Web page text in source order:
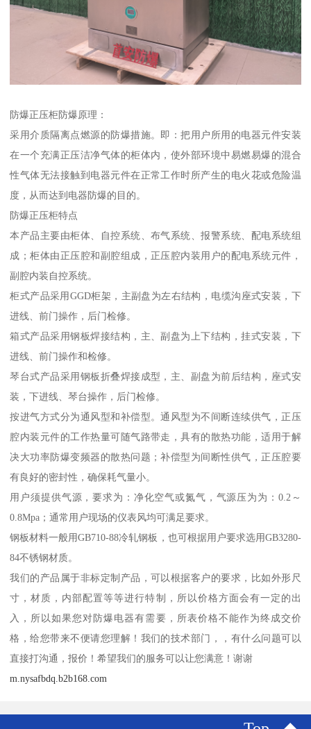
防爆正压柜防爆原理：
采用介质隔离点燃源的防爆措施。即：把用户所用的电器元件安装
在一个充满正压洁净气体的柜体内，使外部环境中易燃易爆的混合
性气体无法接触到电器元件在正常工作时所产生的电火花或危险温
度，从而达到电器防爆的目的。
防爆正压柜特点
本产品主要由柜体、自控系统、布气系统、报警系统、配电系统组
成；柜体由正压腔和副腔组成，正压腔内装用户的配电系统元件，
副腔内装自控系统。
柜式产品采用GGD柜架，主副盘为左右结构，电缆沟座式安装，下
进线、前门操作，后门检修。
箱式产品采用钢板焊接结构，主、副盘为上下结构，挂式安装，下
进线、前门操作和检修。
琴台式产品采用钢板折叠焊接成型，主、副盘为前后结构，座式安
装，下进线、琴台操作，后门检修。
按进气方式分为通风型和补偿型。通风型为不间断连续供气，正压
腔内装元件的工作热量可随气路带走，具有的散热功能，适用于解
决大功率防爆变频器的散热问题；补偿型为间断性供气，正压腔要
有良好的密封性，确保耗气量小。
用户须提供气源，要求为：净化空气或氮气，气源压为为：0.2～
0.8Mpa；通常用户现场的仪表风均可满足要求。
钢板材料一般用GB710-88冷轧钢板，也可根据用户要求选用GB3280-
84不锈钢材质。
我们的产品属于非标定制产品，可以根据客户的要求，比如外形尺
寸，材质，内部配置等等进行特制，所以价格方面会有一定的出
入，所以如果您对防爆电器有需要，所表价格不能作为终成交价
格，给您带来不便请您理解！我们的技术部门，，有什么问题可以
直接打沟通，报价！希望我们的服务可以让您满意！谢谢
m.nysafbdq.b2b168.com